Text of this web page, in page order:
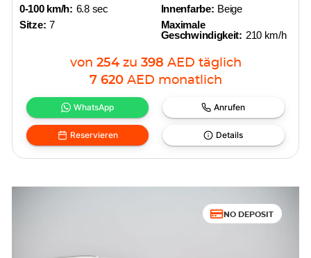
0-100 km/h: 6.8 sec
Sitze: 7
Innenfarbe: Beige
Maximale
Geschwindigkeit: 210 km/h
von 254 zu 398 AED täglich
7 620 AED monatlich
WhatsApp Anrufen
Reservieren Details
NO DEPOSIT